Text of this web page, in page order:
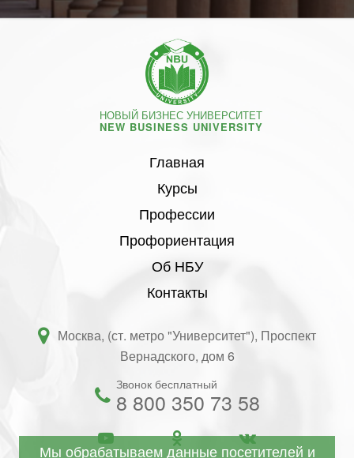
НОВЫЙ БИЗНЕС УНИВЕРСИТЕТ
NEW BUSINESS UNIVERSITY
Главная
Курсы
Профессии
Профориентация
Об НБУ
Контакты
Москва, (ст. метро "Университет"), Проспект
Вернадского, дом 6
Звонок бесплатный
8 800 350 73 58
Мы обрабатываем данные посетителей и